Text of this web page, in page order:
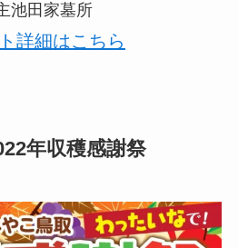
池田家墓所
詳細はこちら
年収穫感謝祭